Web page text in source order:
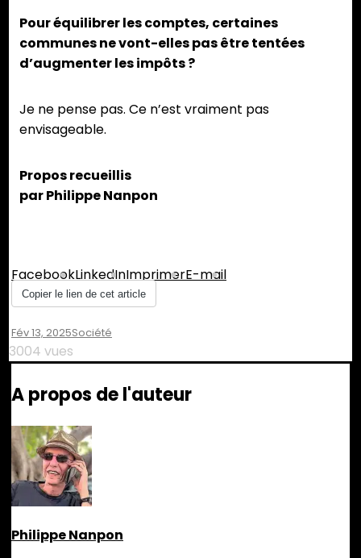
Pour équilibrer les comptes, certaines
communes ne vont-elles pas être tentées
d’augmenter les impôts ?
Je ne pense pas. Ce n’est vraiment pas
envisageable.
Propos recueillis
par Philippe Nanpon
FacebookLinkedInImprimerE-mail
Copier le lien de cet article
Fév 13, 2025Société
3004 vues
A propos de l'auteur
Philippe Nanpon